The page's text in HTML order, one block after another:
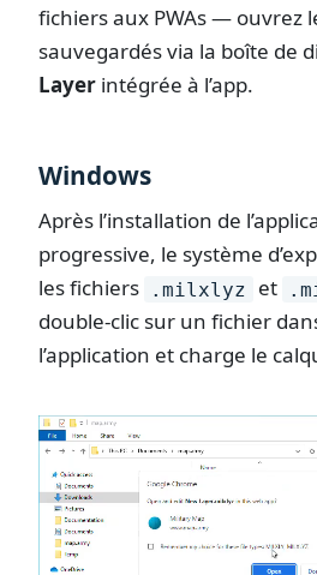
fichiers aux PWAs — ouvrez
sauvegardés via la boîte de
Layer intégrée à l’app.
Windows
Après l’installation de
progressive, le système
les fichiers
.milxlyz et
double-clic sur un fichier
l’application et charge le